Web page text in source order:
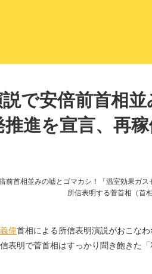
で安倍前首相
進を宣言、再
所信表明する菅首相（首相
偉首相による所信表明演説がおこな
表明で菅首相はすっかり聞き飽きた